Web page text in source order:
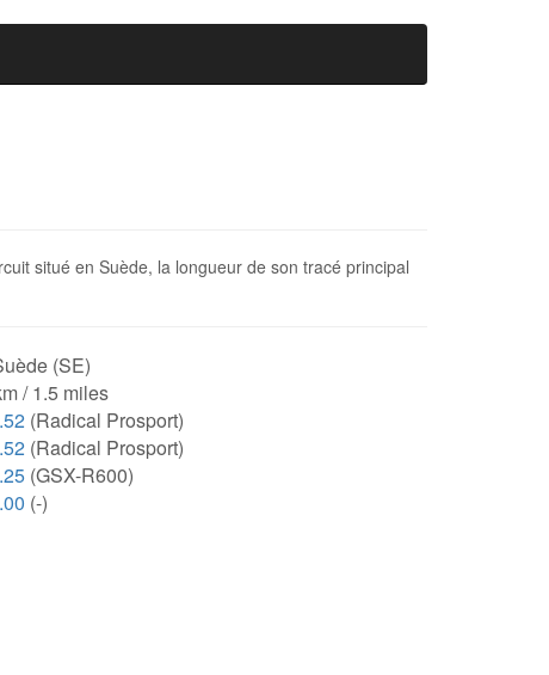
situé en Suède, la longueur de son tracé principal
(SE)
/ 1.5 miles
(Radical Prosport)
(Radical Prosport)
(GSX-R600)
(-)